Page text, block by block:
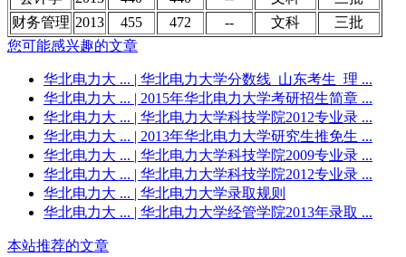
财务管理 2013 455 472 -- 文科
三批
您可能感兴趣的文章
华北电力大 ... | 华北电力大学分数线_山东考生_理 ...
华北电力大 ... | 2015年华北电力大学考研招生简章 ...
华北电力大 ... | 华北电力大学科技学院2012专业录 ...
华北电力大 ... | 2013年华北电力大学研究生推免生 ...
华北电力大 ... | 华北电力大学科技学院2009专业录 ...
华北电力大 ... | 华北电力大学科技学院2012专业录 ...
华北电力大 ... | 华北电力大学录取规则
华北电力大 ... | 华北电力大学经管学院2013年录取 ...
本站推荐的文章